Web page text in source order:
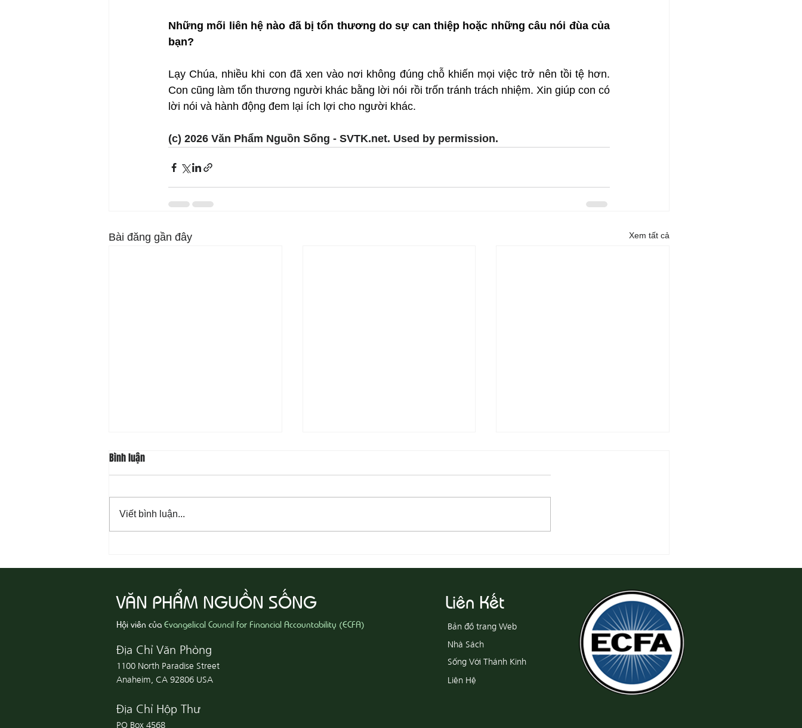
Những mối liên hệ nào đã bị tổn thương do sự can thiệp hoặc những câu nói đùa của
bạn?
Lạy Chúa, nhiều khi con đã xen vào nơi không đúng chỗ khiến mọi việc trở nên tồi tệ hơn.
Con cũng làm tổn thương người khác bằng lời nói rồi trốn tránh trách nhiệm. Xin giúp con có
lời nói và hành động đem lại ích lợi cho người khác.
(c) 2026 Văn Phẩm Nguồn Sống - SVTK.net. Used by permission.
Bài đăng gần đây Xem tất cả
08-07 Nhân Từ Và Chân Thật
Khổ
Bình luận
Viết bình luận...
VĂN PHẨM NGUỒN SỐNG
Hội viên củaEvangelical Council for Financial Accountability (ECFA)
Địa Chỉ Văn Phòng
1100 North Paradise Street
Anaheim, CA 92806 USA
Địa Chỉ Hộp Thư
PO Box 4568
Liên Kết
Bản đồ trang Web
Nhà Sách
Sống Với Thánh Kinh
Liên Hệ